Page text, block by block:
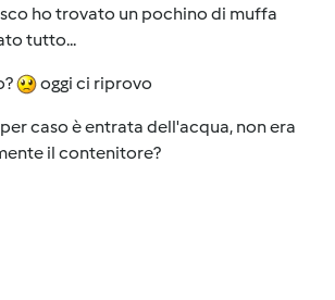
ho trovato un pochino di muffa
tutto...
oggi ci riprovo
caso è entrata dell'acqua, non era
il contenitore?